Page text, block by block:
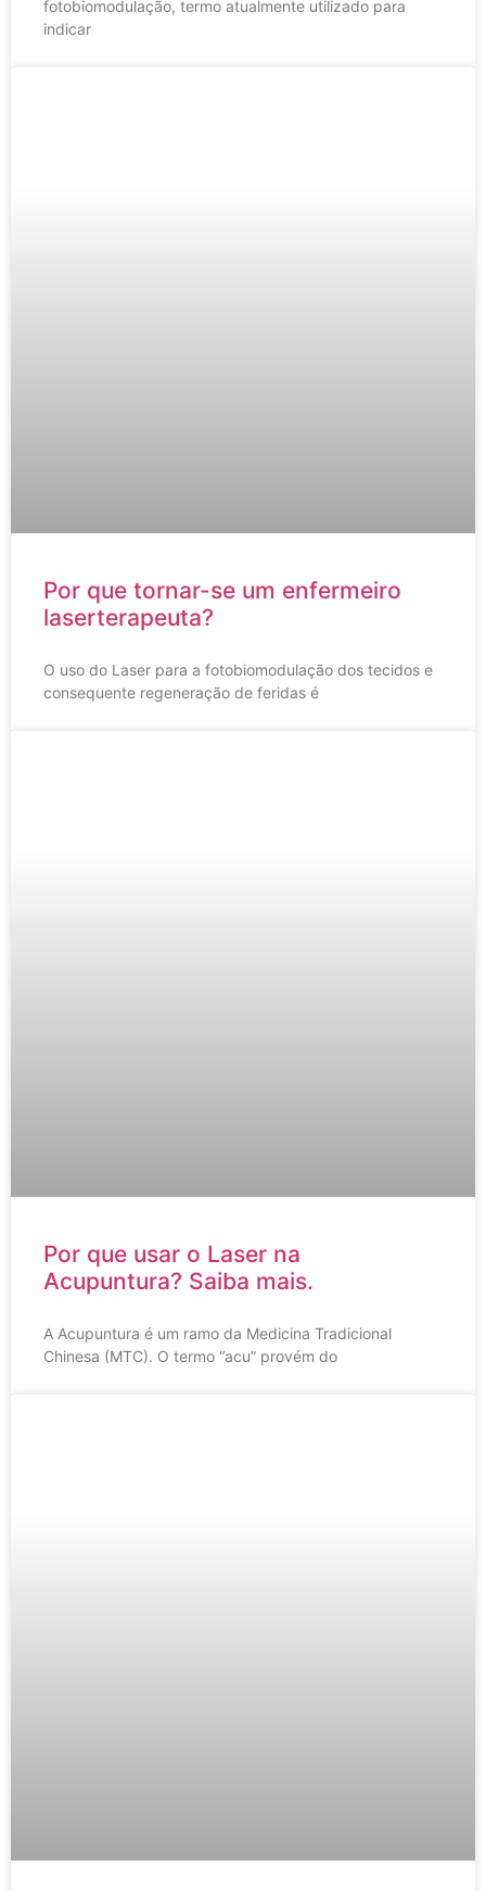
fotobiomodulação, termo atualmente utilizado para
indicar
Por que tornar-se um enfermeiro
laserterapeuta?
O uso do Laser para a fotobiomodulação dos tecidos e
consequente regeneração de feridas é
Por que usar o Laser na
Acupuntura? Saiba mais.
A Acupuntura é um ramo da Medicina Tradicional
Chinesa (MTC). O termo “acu” provém do